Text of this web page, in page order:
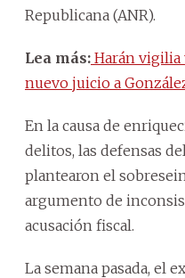
Republicana (ANR).
Lea más: Harán vigilia
nuevo juicio a
En la causa de
delitos, las defensas
plantearon el
argumento de
acusación fiscal.
La semana pasada, el